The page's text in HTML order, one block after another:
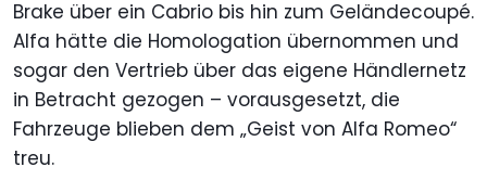
Brake über ein Cabrio bis hin zum Geländecoupé.
Alfa hätte die Homologation übernommen und
sogar den Vertrieb über das eigene Händlernetz
in Betracht gezogen – vorausgesetzt, die
Fahrzeuge blieben dem „Geist von Alfa Romeo“
treu.